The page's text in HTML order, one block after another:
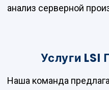
анализ серверной
Услуги
Наша команда